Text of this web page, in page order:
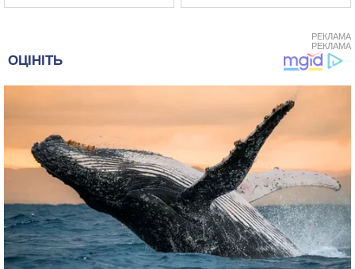
РЕКЛАМА
РЕКЛАМА